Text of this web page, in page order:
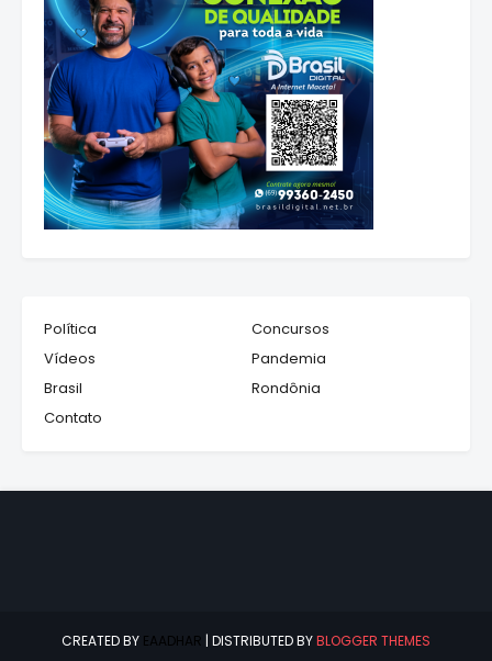
Política
Concursos
Vídeos
Pandemia
Brasil
Rondônia
Contato
CREATED BY EAADHAR | DISTRIBUTED BYBLOGGER THEMES